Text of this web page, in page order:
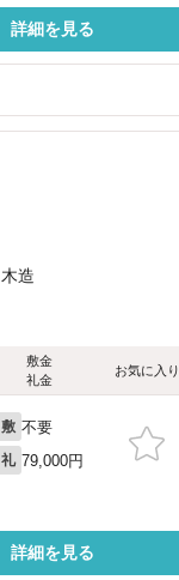
詳細を見る
木造
敷金
礼金
お気に入り
敷 不要
礼 79,000円
詳細を見る